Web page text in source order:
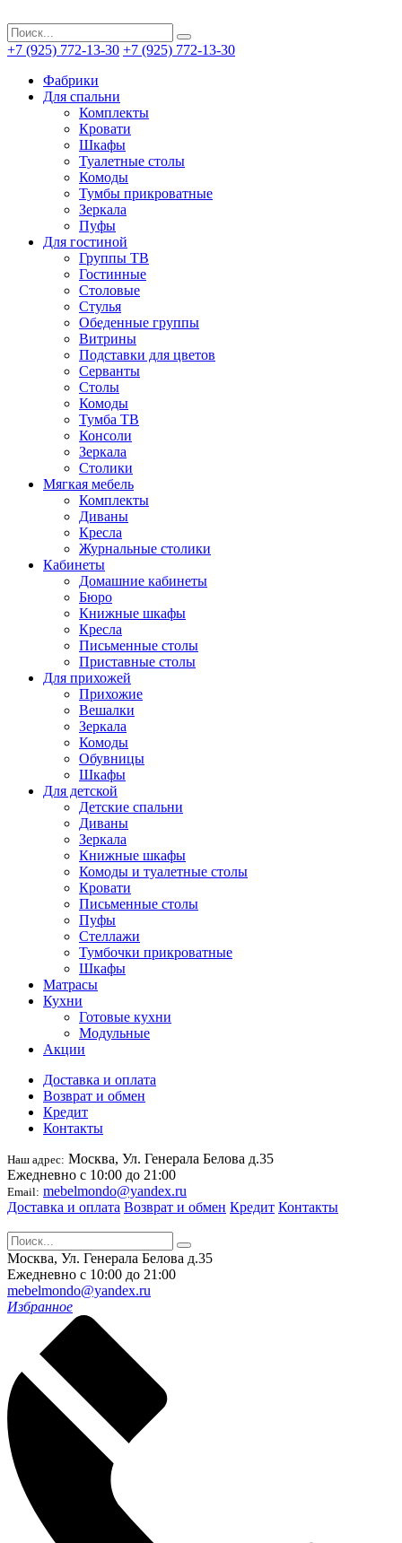
+7 (925) 772-13-30 +7 (925) 772-13-30
Фабрики
Для спальни
Комплекты
Кровати
Шкафы
Туалетные столы
Комоды
Тумбы прикроватные
Зеркала
Пуфы
Для гостиной
Группы ТВ
Гостинные
Столовые
Стулья
Обеденные группы
Витрины
Подставки для цветов
Серванты
Столы
Комоды
Тумба ТВ
Консоли
Зеркала
Столики
Мягкая мебель
Комплекты
Диваны
Кресла
Журнальные столики
Кабинеты
Домашние кабинеты
Бюро
Книжные шкафы
Кресла
Письменные столы
Приставные столы
Для прихожей
Прихожие
Вешалки
Зеркала
Комоды
Обувницы
Шкафы
Для детской
Детские спальни
Диваны
Зеркала
Книжные шкафы
Комоды и туалетные столы
Кровати
Письменные столы
Пуфы
Стеллажи
Тумбочки прикроватные
Шкафы
Матрасы
Кухни
Готовые кухни
Модульные
Акции
Доставка и оплата
Возврат и обмен
Кредит
Контакты
Наш адрес: Москва, Ул. Генерала Белова д.35
Ежедневно с 10:00 до 21:00
Email: mebelmondo@yandex.ru
Доставка и оплата Возврат и обмен Кредит Контакты
Москва, Ул. Генерала Белова д.35
Ежедневно с 10:00 до 21:00
mebelmondo@yandex.ru
Избранное